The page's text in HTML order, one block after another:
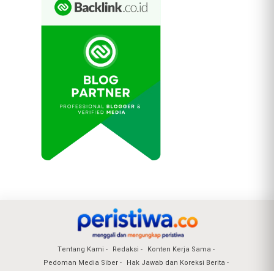
Tentang Kami Redaksi
Konten Kerja Sama
Pedoman Media Siber
Hak Jawab dan Koreksi Berita